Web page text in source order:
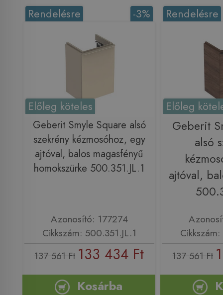
-3%
Rendelésre
Előleg köteles
Geberit Smyle Square alsó
szekrény kézmosóhoz, egy
ajtóval, balos magasfényű
homokszürke 500.351.JL.1
Azonosító: 177274
Cikkszám: 500.351.JL.1
137 561 Ft 133 434 Ft
Kosárba
Rendelésre
Előleg
Geberit
alsó
ajtóval,
137 561 Ft